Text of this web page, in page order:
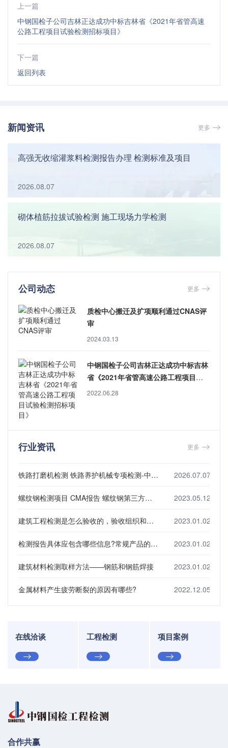
上一篇
中钢国检子公司吉林正达成功中标吉林省《2021年省管高速
公路工程项目试验检测招标项目》
下一篇
返回列表
新闻资讯 更多
高强无收缩灌浆料检测报告办理 检测标准及项目
2026.08.07
砌体植筋拉拔试验检测 施工现场力学检测
2026.08.07
公司动态 更多
质检中心搬迁及扩项顺利通过CNAS评
审
2024.03.13
中钢国检子公司吉林正达成功中标吉林
省《2021年省管高速公路工程项目试
验检测招标项目》
2022.06.28
行业资讯 更多
铁路打磨机检测 铁路养护机械专项检测-中钢国检 2026.07.07
螺纹钢检测项目 CMA报告 螺纹钢第三方检测机构 2023.05.12
建筑工程检测是怎么验收的，验收组织和内容是什么? 2023.01.02
检测报告具体应包含哪些信息?常规产品的检测项目有哪些? 2023.01.02
建筑材料检测取样方法——钢筋和钢筋焊接 2023.01.02
金属材料产生疲劳断裂的原因有哪些? 2022.12.05
在线洽谈 工程检测 项目案例
合作共赢